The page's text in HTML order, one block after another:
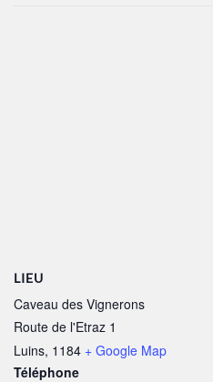
LIEU
Caveau des Vignerons
Route de l'Etraz 1
Luins, 1184 + Google Map
Téléphone